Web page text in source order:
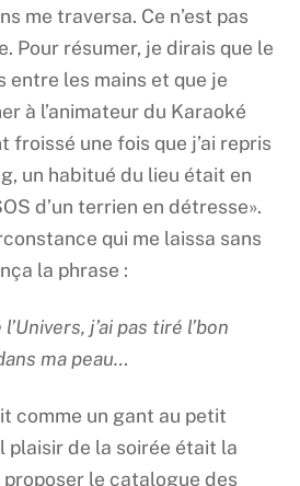
me traversa. Ce n’est pas
Pour résumer, je dirais que le
entre les mains et que je
à l’animateur du Karaoké
une fois que j’ai repris
un habitué du lieu était en
d’un terrien en détresse».
qui me laissa sans
la phrase :
j’ai pas tiré l’bon
ma peau…
comme un gant au petit
plaisir de la soirée était la
proposer le catalogue des